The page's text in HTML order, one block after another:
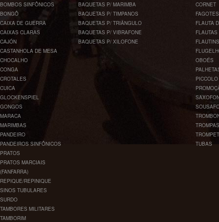
BOMBOS SINFÔNICOS
BONGÔ
CAIXA DE GUERRA
CAIXAS CLARAS
CAJÓN
CASTANHOLA DE MESA
CHOCALHO
CONGA
CROTALES
CUICA
GLOCKENSPIEL
GONGOS
MARACA
MARIMBAS
PANDEIRO
PANDEIROS SINFÔNICOS
PRATOS
PRATOS MARCIAIS
(FANFARRA)
REPIQUE/REPINIQUE
SINOS TUBULARES
SURDO
TAMBORES MILITARES
TAMBORIM
BAQUETAS P/ MARIMBA
BAQUETAS P/ TIMPANOS
BAQUETAS P/ TRIÂNGULO
BAQUETAS P/ VIBRAFONE
BAQUETAS P/ XILOFONE
CORNET
FAGOTES
FLAUTA
FLAUTAS
FLAUTINS
OBOÉS
TROMPAS
TUBAS